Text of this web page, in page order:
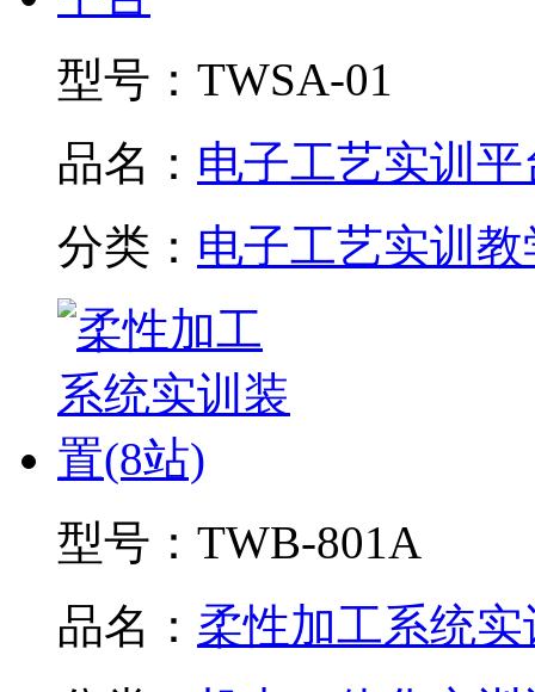
型号： TWSA-01
品名： 电子工艺实训平
分类： 电子工艺实训
型号： TWB-801A
品名： 柔性加工系统实